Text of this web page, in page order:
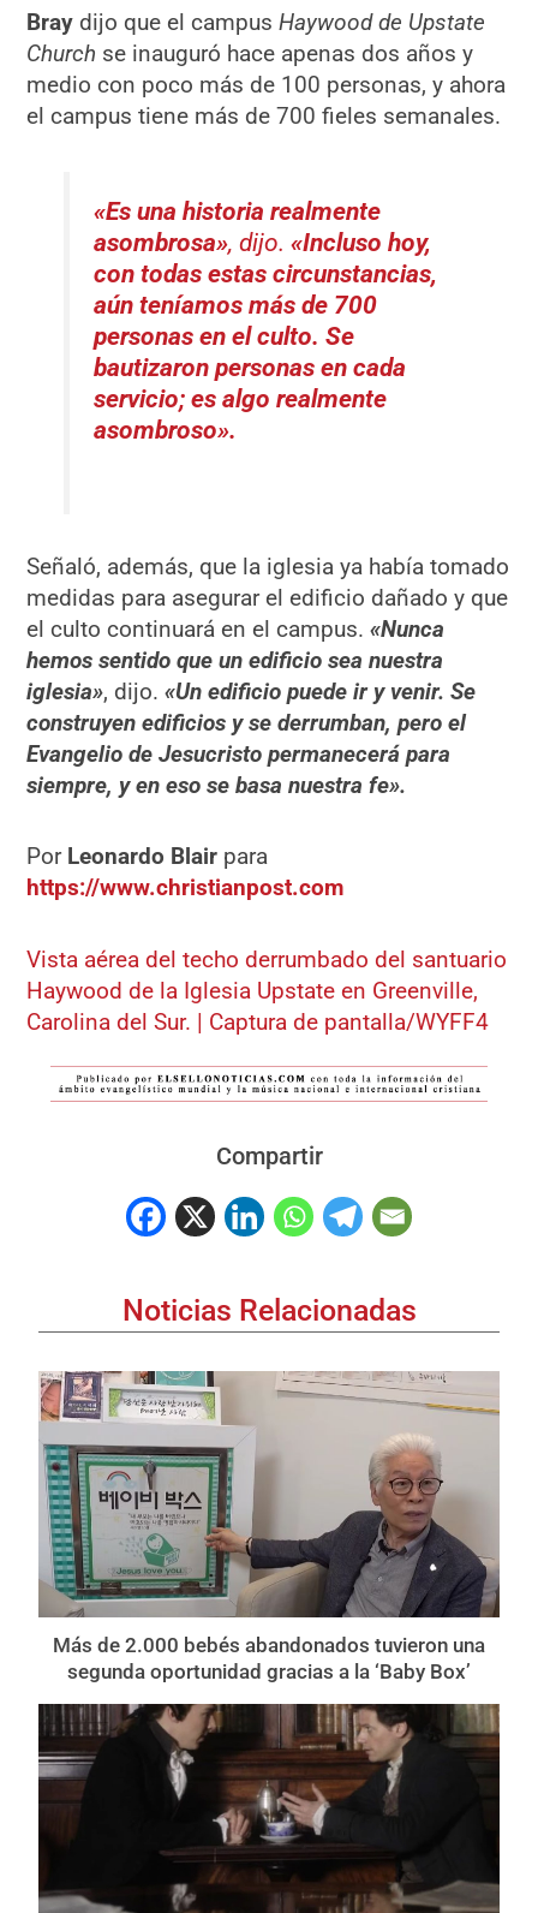
Bray dijo que el campusHaywood de Upstate
Church se inauguró hace apenas dos años y
medio con poco más de 100 personas, y ahora
el campus tiene más de 700 fieles semanales.
«Es una historia realmente
asombrosa», dijo.«Incluso hoy,
con todas estas circunstancias,
aún teníamos más de 700
personas en el culto. Se
bautizaron personas en cada
servicio; es algo realmente
asombroso».
Señaló, además, que la iglesia ya había tomado
medidas para asegurar el edificio dañado y que
el culto continuará en el campus.«Nunca
hemos sentido que un edificio sea nuestra
iglesia», dijo.«Un edificio puede ir y venir. Se
construyen edificios y se derrumban, pero el
Evangelio de Jesucristo permanecerá para
siempre, y en eso se basa nuestra fe».
Por Leonardo Blair para
https://www.christianpost.com
Vista aérea del techo derrumbado del santuario
Haywood de la Iglesia Upstate en Greenville,
Carolina del Sur. | Captura de pantalla/WYFF4
Compartir
Noticias Relacionadas
Más de 2.000 bebés abandonados tuvieron una
segunda oportunidad gracias a la ‘Baby Box’